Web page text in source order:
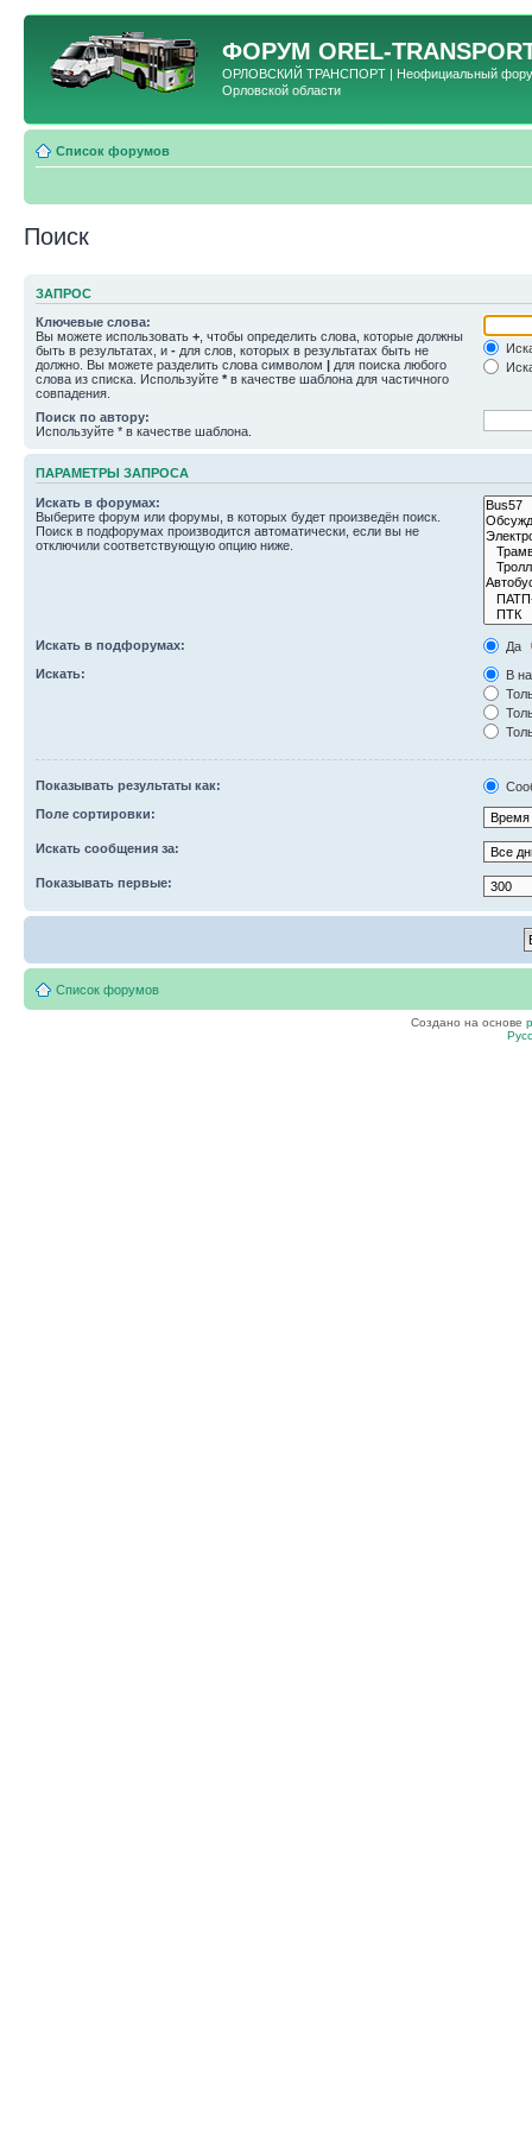
ФОРУМ OREL-
ОРЛОВСКИЙ ТРАНСПОРТ | Неофициальный форум
Орловской области
Список форумов
Поиск
ЗАПРОС
Ключевые слова:
Вы можете использовать + , чтобы определить слова, которые должны
быть в результатах, и - для слов, которых в результатах быть не
должно. Вы можете разделить слова символом | для поиска любого
слова из списка. Используйте * в качестве шаблона для частичного
совпадения.
Поиск по автору:
Используйте * в качестве шаблона.
ПАРАМЕТРЫ ЗАПРОСА
Искать в форумах:
Выберите форум или форумы, в которых будет произведён поиск.
Поиск в подфорумах производится автоматически, если вы не
отключили соответствующую опцию ниже.
Искать в подфорумах:
Да
Искать:
В
Показывать результаты как:
Поле сортировки:
Искать сообщения за:
Показывать первые:
Список форумов
Создано на основе